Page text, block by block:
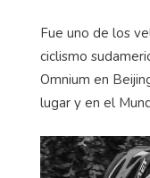
Fue uno de los
ciclismo
Omnium en
lugar y en el